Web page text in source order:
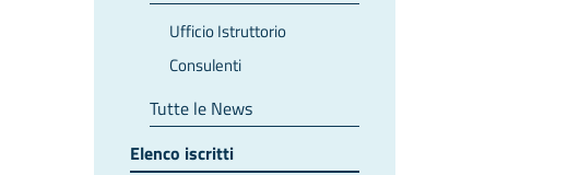
Ufficio Istruttorio
Consulenti
Tutte le News
Elenco iscritti